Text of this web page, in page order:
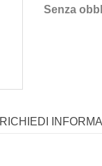
Senza
RICHIEDI